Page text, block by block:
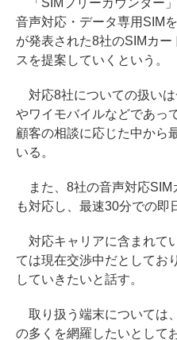
「SIMフリーカウンター
音声対応・データ専用SIM
が発表された8社のSIMカ
スを提案していくという。
対応8社についての扱いは
やワイモバイルなどであっ
顧客の相談に応じた中から
いる。
また、8社の音声対応SIM
も対応し、最速30分での即
対応キャリアに含まれて
ては現在交渉中だとしてお
していきたいと話す。
取り扱う端末については
の多くを網羅したいとして